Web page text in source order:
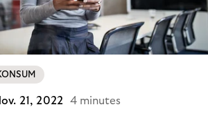
21, 2022 4 minutes